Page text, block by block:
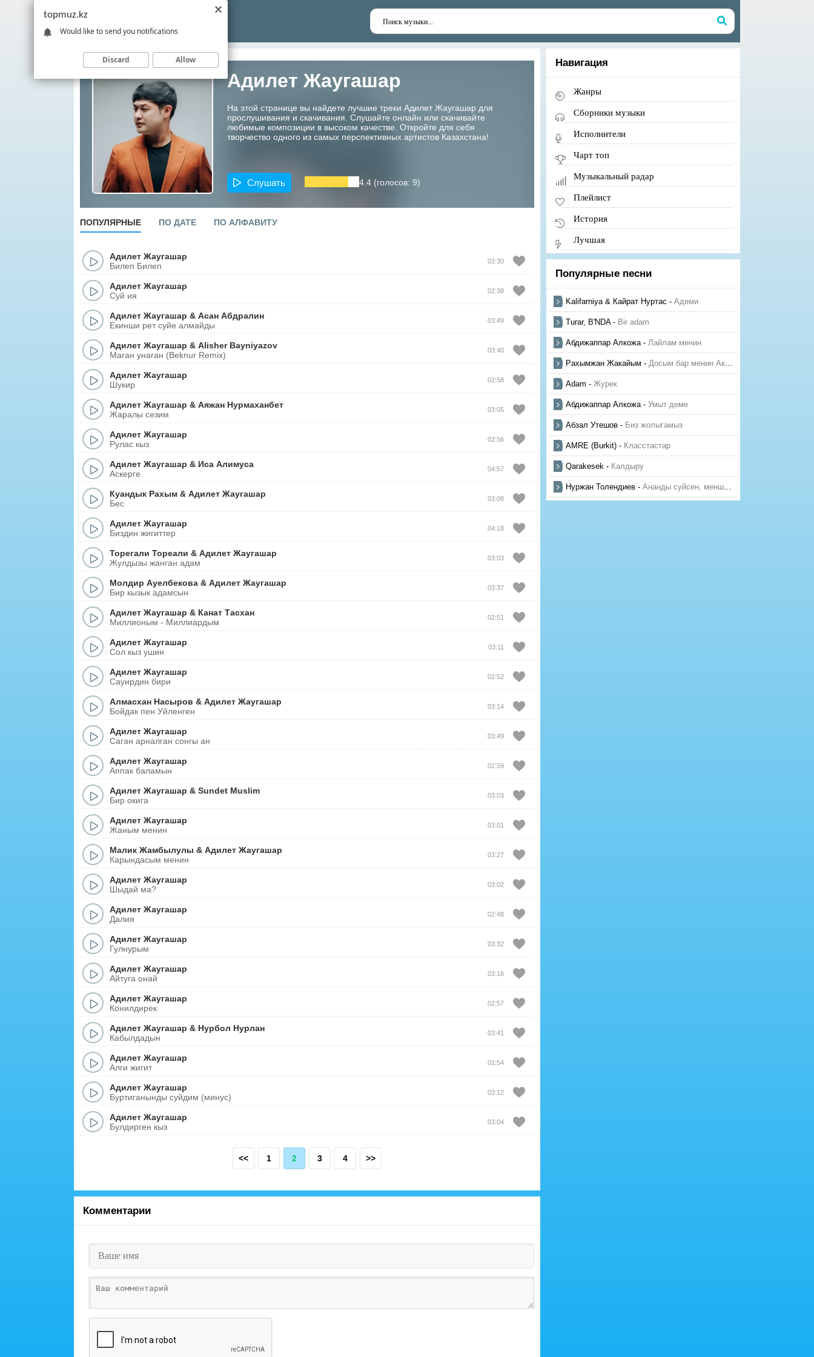
Адилет Жаугашар
На этой странице вы найдете лучшие треки Адилет Жаугашар для
прослушивания и скачивания. Слушайте онлайн или скачивайте
любимые композиции в высоком качестве. Откройте для себя
творчество одного из самых перспективных артистов Казахстана!
Слушать 4.4 (голосов: 9)
ПОПУЛЯРНЫЕ ПО ДАТЕ ПО АЛФАВИТУ
Адилет Жаугашар
Билеп Билеп
03:30
Адилет Жаугашар
Суй ия
02:38
Адилет Жаугашар & Асан Абдралин
Екинши рет суйе алмайды
03:49
Адилет Жаугашар & Alisher Bayniyazov
Маган унаган (Beknur Remix)
03:40
Адилет Жаугашар
Шукир
02:58
Адилет Жаугашар & Аяжан Нурмаханбет
Жаралы сезим
03:05
Адилет Жаугашар
Рулас кыз
02:56
Адилет Жаугашар & Иса Алимуса
Аскерге
04:57
Куандык Рахым & Адилет Жаугашар
Бес
03:08
Адилет Жаугашар
Биздин жигиттер
04:18
Торегали Тореали & Адилет Жаугашар
Жулдызы жанган адам
03:03
Молдир Ауелбекова & Адилет Жаугашар
Бир кызык адамсын
03:37
Адилет Жаугашар & Канат Тасхан
Миллионым - Миллиардым
02:51
Адилет Жаугашар
Сол кыз ушин
03:11
Адилет Жаугашар
Сауирдин бири
02:52
Алмасхан Насыров & Адилет Жаугашар
Бойдак пен Уйленген
03:14
Адилет Жаугашар
Саган арналган сонгы ан
03:49
Адилет Жаугашар
Аппак баламын
02:59
Адилет Жаугашар & Sundet Muslim
Бир окига
03:03
Адилет Жаугашар
Жаным менин
03:01
Малик Жамбылулы & Адилет Жаугашар
Карындасым менин
03:27
Адилет Жаугашар
Шыдай ма?
03:02
Адилет Жаугашар
Далия
02:48
Адилет Жаугашар
Гулнурым
03:32
Адилет Жаугашар
Айтуга онай
03:16
Адилет Жаугашар
Конилдирек
02:57
Адилет Жаугашар & Нурбол Нурлан
Кабылдадын
03:41
Адилет Жаугашар
Алги жигит
02:54
Адилет Жаугашар
Буртиганынды суйдим (минус)
03:12
Адилет Жаугашар
Булдирген кыз
03:04
<< 1 2 3 4 >>
Комментарии
Навигация
Жанры
Сборники музыки
Исполнители
Чарт топ
Музыкальный радар
Плейлист
История
Лучшая
Популярные песни
Kalifarniya & Кайрат Нуртас - Адеми
Turar, B'NDA- Bir adam
Абдижаппар Алкожа- Лайлам менин
Рахымжан Жакайым - Досым бар менин Актауда
Adam - Журек
Абдижаппар Алкожа- Умыт деме
Абзал Утешов - Биз жолыгамыз
AMRE (Burkit) - Класстастар
Qarakesek - Калдыру
Нуржан Толендиев - Ананды суйсен, менше суй
topmuz.kz
Would like to send you notifications
Discard Allow